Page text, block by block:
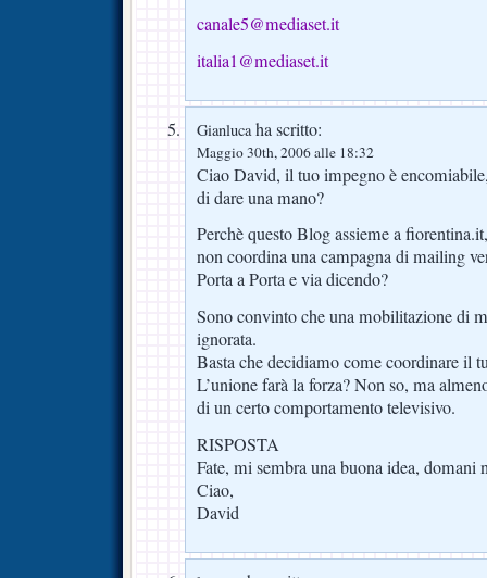
canale5@mediaset.it
italia1@mediaset.it
Gianlucaha scritto:
Maggio 30th, 2006 alle 18:32
Ciao David, il tuo impegno è
di dare una mano?
Perchè questo Blog assieme a
non coordina una campagna di mailing
Porta a Porta e via dicendo?
Sono convinto che una mobilitazione di
ignorata.
Basta che decidiamo come coordinare il
L’unione farà la forza? Non so, ma
di un certo comportamento televisivo.
RISPOSTA
Fate, mi sembra una buona idea, domani
Ciao,
David